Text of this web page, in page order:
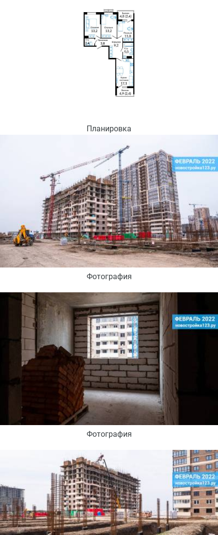
Планировка
Фотография
Фотография